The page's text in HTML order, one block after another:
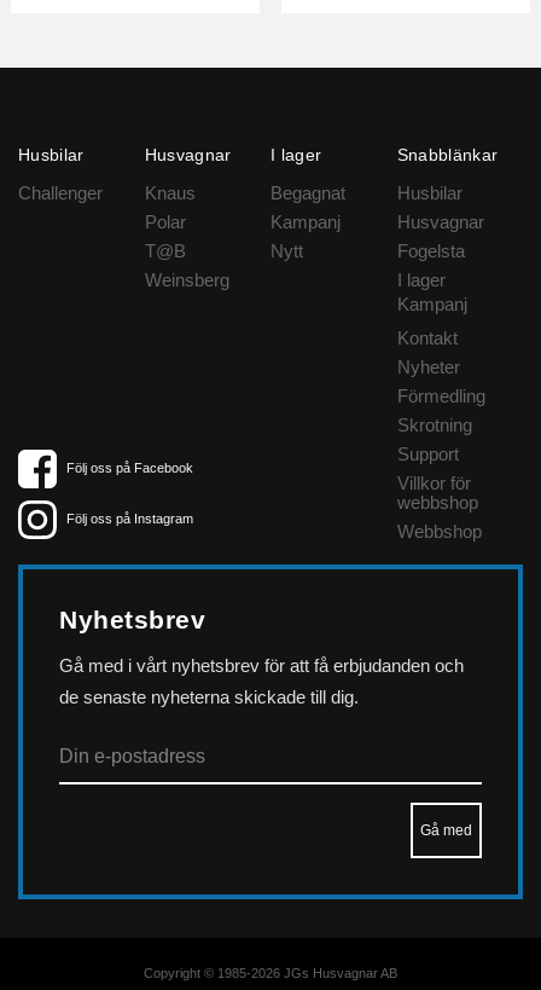
Husbilar
Challenger
Husvagnar
Knaus
Polar
T@B
Weinsberg
I lager
Begagnat
Kampanj
Nytt
Snabblänkar
Husbilar
Husvagnar
Fogelsta
I lager
Kampanj
Kontakt
Nyheter
Förmedling
Skrotning
Support
Villkor för
webbshop
Webbshop
Följ oss på Facebook
Följ oss på Instagram
Nyhetsbrev
Gå med i vårt nyhetsbrev för att få erbjudanden och
de senaste nyheterna skickade till dig.
Copyright © 1985-2026 JGs Husvagnar AB